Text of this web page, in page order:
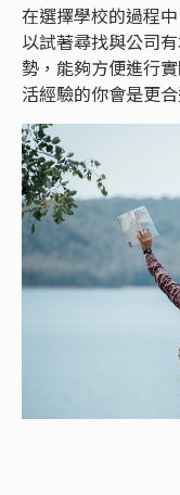
在選擇學校的過程
以試著尋找與公司
勢，能夠方便進行
活經驗的你會是更